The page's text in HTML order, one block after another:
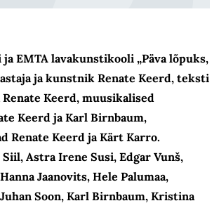
EMTA lavakunstikooli „Päva lõpuks,
ja kunstnik Renate Keerd, teksti
Keerd, muusikalised
Keerd ja Karl Birnbaum,
Renate Keerd ja Kärt Karro.
Astra Irene Susi, Edgar Vunš,
Jaanovits, Hele Palumaa,
Soon, Karl Birnbaum, Kristina